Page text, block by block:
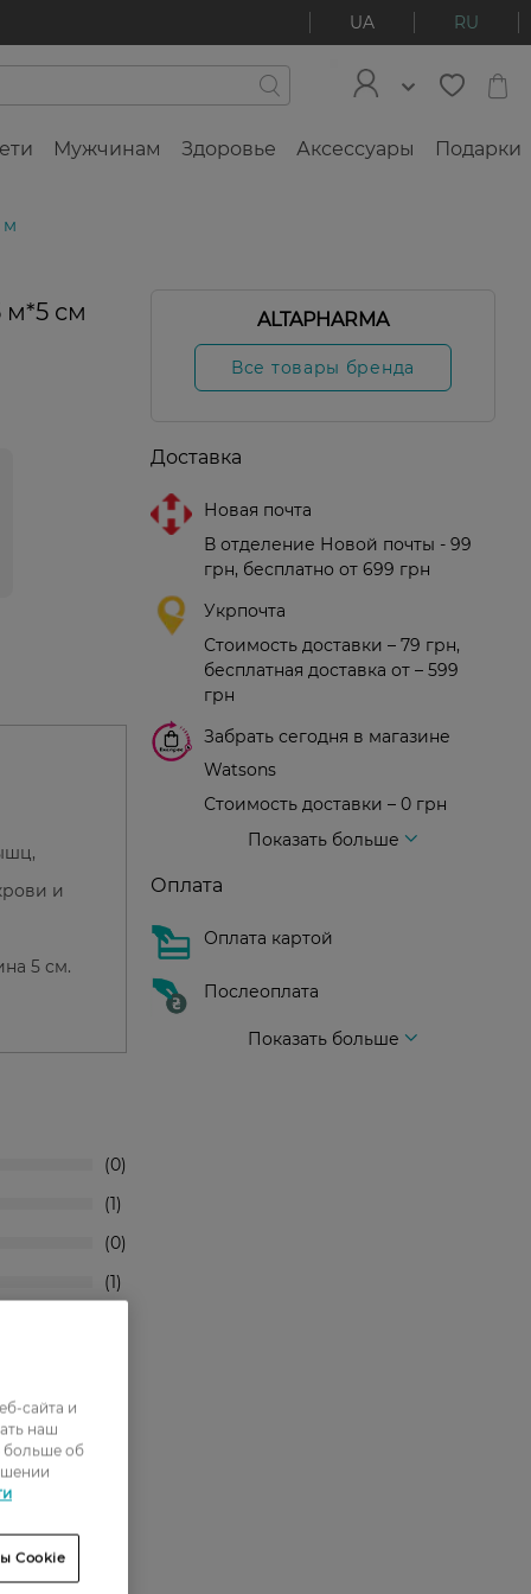
UA RU
Мужчинам Здоровье Аксессуары Подарки
м
м*5 см
и
5 см.
0
1
0
1
ALTAPHARMA
Все товары бренда
Доставка
Новая почта
В отделение Новой почты - 99
грн, бесплатно от 699 грн
Укрпочта
Стоимость доставки – 79 грн,
бесплатная доставка от – 599
грн
Забрать сегодня в магазине
Watsons
Стоимость доставки – 0 грн
Показать больше
Оплата
Оплата картой
Послеоплата
Показать больше
сайта и
наш
больше об
Cookie